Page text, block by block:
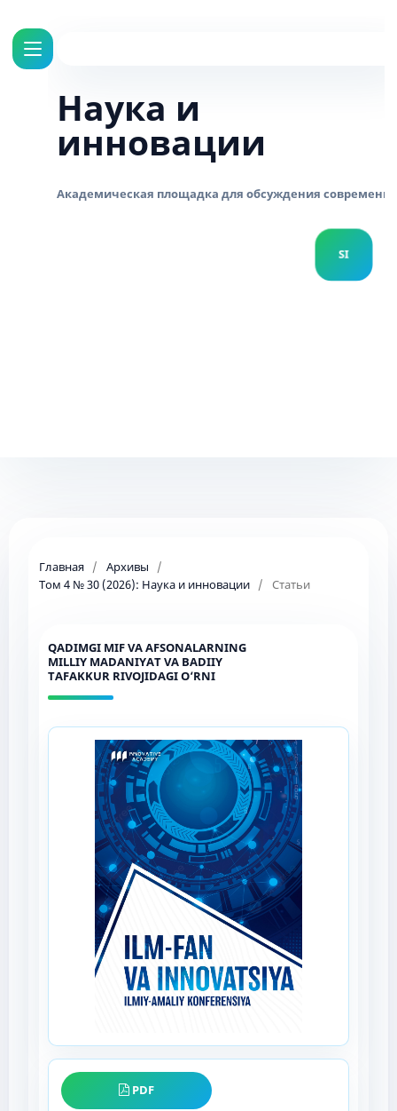
Наука и
инновации
Главная / Архивы
/
Том 4 № 30 (2026): Наука и инновации / Статьи
QADIMGI MIF VA AFSONALARNING
MILLIY MADANIYAT VA BADIIY
TAFAKKUR RIVOJIDAGI O‘RNI
PDF